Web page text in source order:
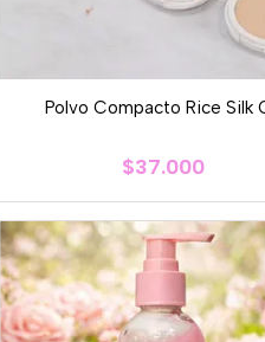
Polvo Compacto Rice Silk
$37.000